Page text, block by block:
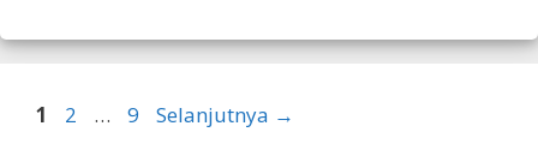
Halaman
1 Halaman
2 … Halaman
9 Selanjutnya →